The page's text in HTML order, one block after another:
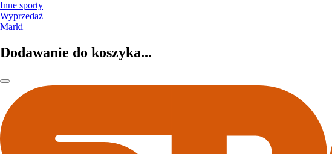
Inne sporty
Wyprzedaż
Marki
Dodawanie do koszyka...